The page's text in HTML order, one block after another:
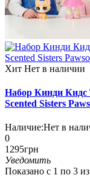
Хит Нет в наличии
Набор Кинди Кидс
Scented Sisters
Наличие:Нет в
0
1295грн
Уведомить
Показано с 1 по 3